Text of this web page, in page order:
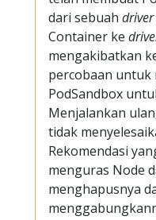
dari sebuah driver
Container ke
mengakibatkan
percobaan untuk
PodSandbox
Menjalankan
tidak
Rekomendasi
menguras Node
menghapusnya